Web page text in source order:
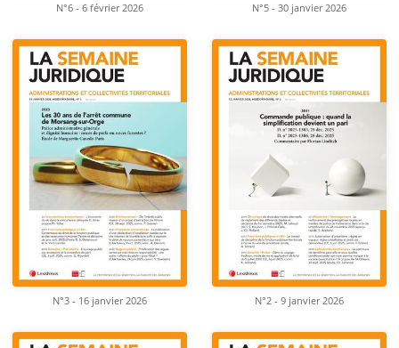
N°6 - 6 février 2026 N°5 - 30 janvier 2026
N°3 - 16 janvier 2026 N°2 - 9 janvier 2026